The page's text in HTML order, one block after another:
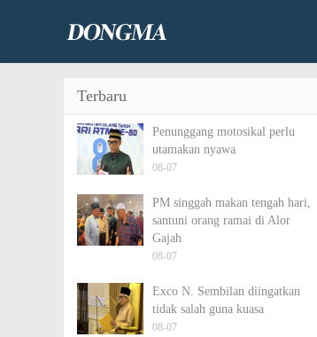
Terbaru
Penunggang motosikal perlu
utamakan nyawa
08-07
PM singgah makan tengah hari,
santuni orang ramai di Alor
Gajah
08-07
Exco N. Sembilan diingatkan
tidak salah guna kuasa
08-07